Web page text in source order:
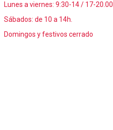
Lunes a viernes: 9:30-14 / 17-20.00
Sábados: de 10 a 14h.
Domingos y festivos cerrado